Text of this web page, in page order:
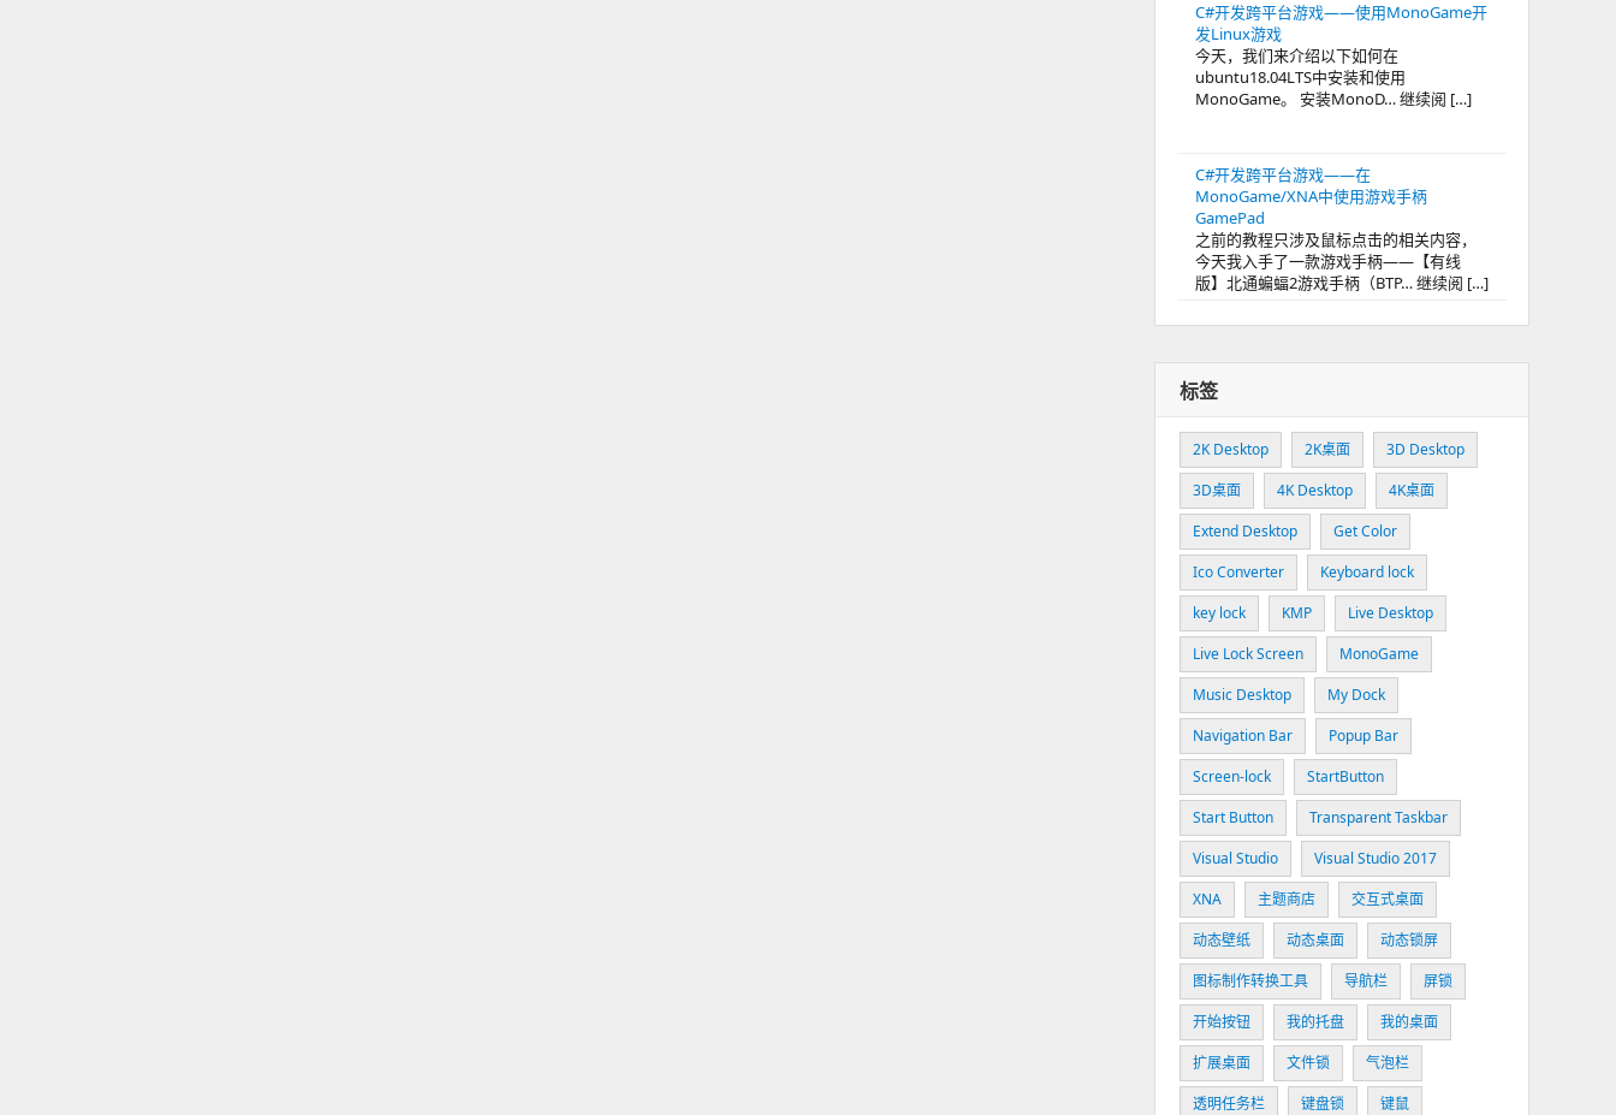
C#开发跨平台游戏——使用MonoGame开
发Linux游戏
今天，我们来介绍以下如何在
ubuntu18.04LTS中安装和使用
MonoGame。 安装MonoD… 继续阅 […]
C#开发跨平台游戏——在
MonoGame/XNA中使用游戏手柄
GamePad
之前的教程只涉及鼠标点击的相关内容，
今天我入手了一款游戏手柄——【有线
版】北通蝙蝠2游戏手柄（BTP… 继续阅 […]
标签
2K Desktop 2K桌面
3D Desktop
3D桌面
4K Desktop
4K桌面
Extend Desktop
Get Color
Ico Converter
Keyboard lock
key lock
KMP
Live Desktop
Live Lock Screen
MonoGame
Music Desktop
My Dock
Navigation Bar
Popup Bar
Screen-lock
StartButton
Start Button
Transparent Taskbar
Visual Studio
Visual Studio 2017
XNA
主题商店
交互式桌面
动态壁纸
动态桌面
动态锁屏
图标制作转换工具
导航栏
屏锁
开始按钮
我的托盘
我的桌面
扩展桌面
文件锁
气泡栏
透明任务栏
键盘锁 键鼠